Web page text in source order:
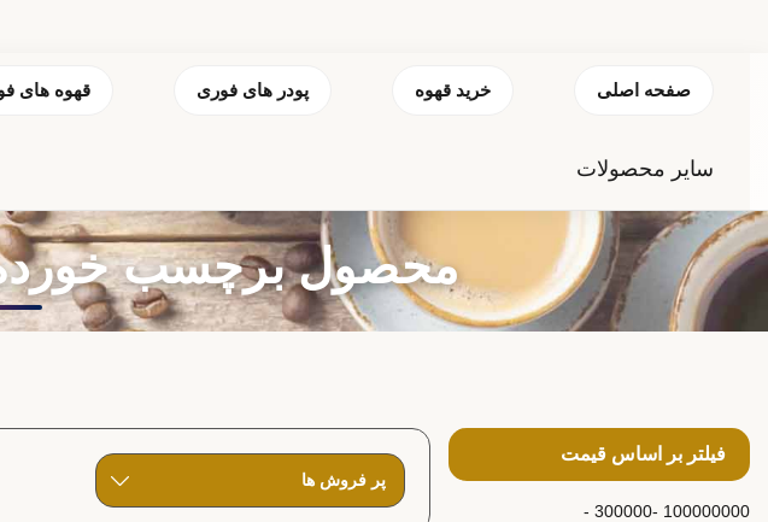
صفحه اصلی خرید قهوه پودر های فوری قهوه های
سایر محصولات
محصول برچسب
فیلتر بر اساس قیمت
300000 - 100000000 -